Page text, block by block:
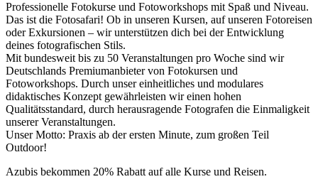
Professionelle Fotokurse und Fotoworkshops mit Spaß und Niveau.
Das ist die Fotosafari! Ob in unseren Kursen, auf unseren Fotoreisen
oder Exkursionen – wir unterstützen dich bei der Entwicklung
deines fotografischen Stils.
Mit bundesweit bis zu 50 Veranstaltungen pro Woche sind wir
Deutschlands Premiumanbieter von Fotokursen und
Fotoworkshops. Durch unser einheitliches und modulares
didaktisches Konzept gewährleisten wir einen hohen
Qualitätsstandard, durch herausragende Fotografen die Einmaligkeit
unserer Veranstaltungen.
Unser Motto: Praxis ab der ersten Minute, zum großen Teil
Outdoor!
Azubis bekommen 20% Rabatt auf alle Kurse und Reisen.